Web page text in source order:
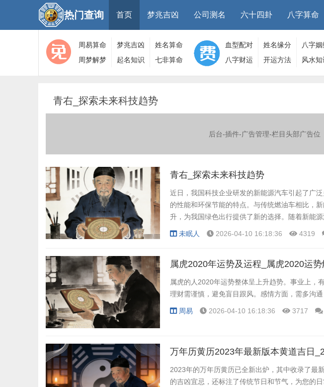
热门查询 首页 梦兆吉凶 公司测名 六十四卦 八字算命
周易算命 梦兆吉凶
姓名算命
周梦解梦
大全
起名知识
算命
七非算命
网
血型配对 姓名缘分
八字
八字财运
开运方法 风水知
青右_探索未来科技趋势
后台-插件-广告管理-栏目头部广告位
青右_探索未来科技趋势
近日，我国科技企业研发的新能源汽车引起了广
的性能和环保节能的特点。与传统燃油车相比，
升，为我国绿色出行提供了新的选择。随着新能
来汽车市场的主力军。
未眠人 2026-04-10 16:18:36 4319
属虎2020年运势及运程_属虎2020运
属虎的人2020年运势整体呈上升趋势。事业上，
理财需谨慎，避免盲目跟风。感情方面，需多沟
周易 2026-04-10 16:18:36 3717
万年历黄历2023年最新版本黄道吉日
2023年的万年历黄历已全新出炉，其中收录了最
的吉凶宜忌，还标注了传统节日和节气，为您的